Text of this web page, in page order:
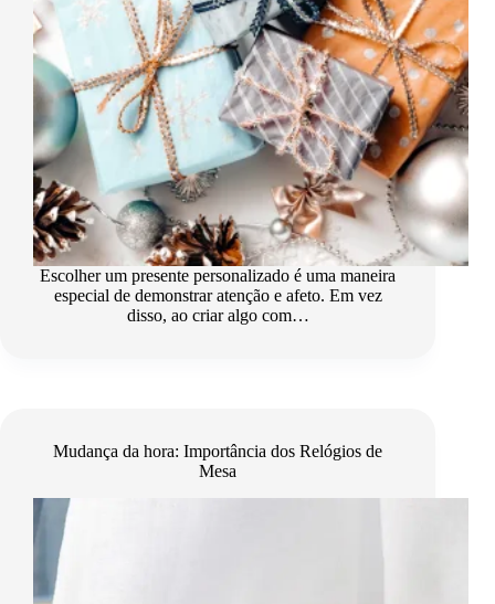
Escolher um presente personalizado é uma maneira
especial de demonstrar atenção e afeto. Em vez
disso, ao criar algo com…
Mudança da hora: Importância dos Relógios de
Mesa